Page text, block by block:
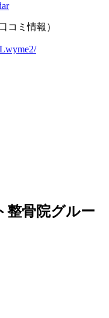
ミ情報）
整骨院グルー